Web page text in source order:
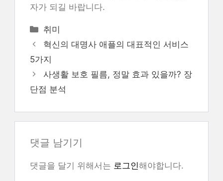
자가 되길 바랍니다.
카
테
고
리
취미
혁신의 대명사 애플의 대표적인 서비스
5가지
사생활 보호 필름, 정말 효과 있을까? 장
단점 분석
댓글 남기기
댓글을 달기 위해서는 로그인해야합니다.